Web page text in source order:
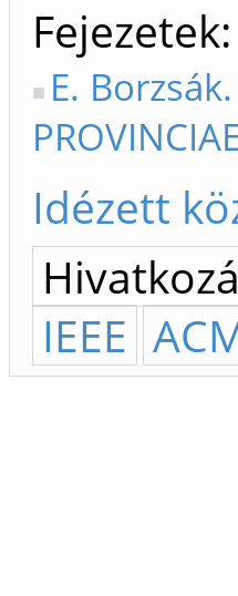
Fejezetek
E.
Idézett
IEEE